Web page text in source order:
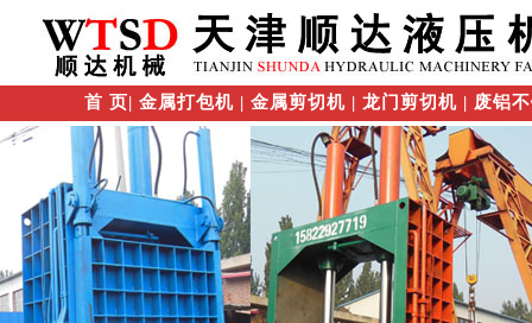
首 页| 金属打包机 | 金属剪切机 | 龙门剪切机 | 废铝